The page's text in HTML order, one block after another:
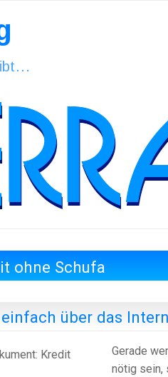
ohne Schufa
über das
Gerade
nötig sein,